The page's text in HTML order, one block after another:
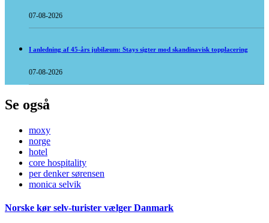
07-08-2026
I anledning af 45-års jubilæum: Stays sigter mod skandinavisk topplacering
07-08-2026
Se også
moxy
norge
hotel
core hospitality
per denker sørensen
monica selvik
Norske kør selv-turister vælger Danmark